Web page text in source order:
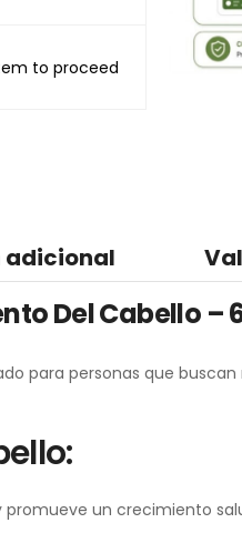
to proceed
Del Cabello –
para personas que
promueve un crecimiento